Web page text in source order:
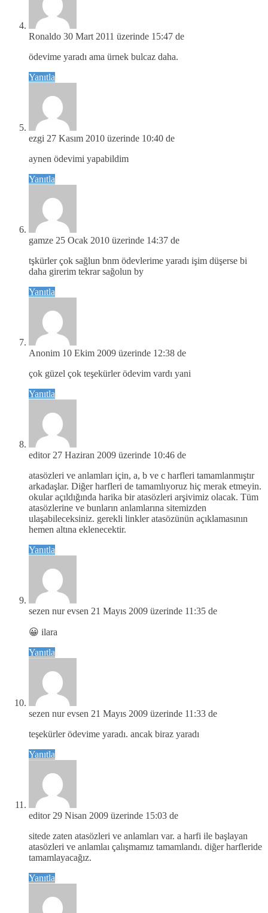
Ronaldo 30 Mart 2011 üzerinde 15:47 de
ödevime yaradı ama ürnek bulcaz daha.
Yanıtla
ezgi 27 Kasım 2010 üzerinde 10:40 de
aynen ödevimi yapabildim
Yanıtla
gamze 25 Ocak 2010 üzerinde 14:37 de
tşkürler çok sağlun bnm ödevlerime yaradı işim düşerse bi
daha girerim tekrar sağolun by
Yanıtla
Anonim 10 Ekim 2009 üzerinde 12:38 de
çok güzel çok teşekürler ödevim vardı yani
Yanıtla
editor 27 Haziran 2009 üzerinde 10:46 de
atasözleri ve anlamları için, a, b ve c harfleri tamamlanmıştır
arkadaşlar. Diğer harfleri de tamamlıyoruz hiç merak etmeyin.
okular açıldığında harika bir atasözleri arşivimiz olacak. Tüm
atasözlerine ve bunların anlamlarına sitemizden
ulaşabileceksiniz. gerekli linkler atasözünün açıklamasının
hemen altına eklenecektir.
Yanıtla
sezen nur evsen 21 Mayıs 2009 üzerinde 11:35 de
😀 ilara
Yanıtla
sezen nur evsen 21 Mayıs 2009 üzerinde 11:33 de
teşekürler ödevime yaradı. ancak biraz yaradı
Yanıtla
editor 29 Nisan 2009 üzerinde 15:03 de
sitede zaten atasözleri ve anlamları var. a harfi ile başlayan
atasözleri ve anlamlaı çalışmamız tamamlandı. diğer harfleride
tamamlayacağız.
Yanıtla